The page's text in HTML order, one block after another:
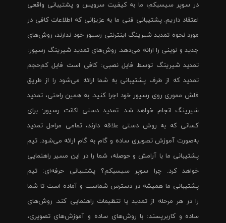
در سوپر سیسیکم، ما به کیفیت سرویس و پشتیبانی واقعی
اعتقاد داریم. پشتیبانی فنی ما به عزیزانی که اطلاعات کافی در
مورد نحوه تمدید شیرینگ اینترنتی رسیور خود ندارند، روش‌های
جدید و نوینی را ارائه می‌دهد. روش‌های تمدید شیرینگ رسیور:
تمدید شیرینگ توسط فایل نصبی: کافی است فایل کم‌حجم
تمدید که از طرف پشتیبانی به شما ارائه می‌شود را از طریق
فلش مموری روی رسیور خود اجرا کنید. به همین راحتی، تمدید
شیرینگ انجام خواهد شد. تمدید دستی اکانت رسیور: برای
کسانی که به روش دستی علاقه دارند، تمامی مراحل تمدید
به‌صورت آموزش تصویری ساده و گام به گام ارائه می‌شود. تیم
پشتیبانی ما با آرامش و حوصله، شما را در این مسیر راهنمایی
خواهد کرد. چرا سوپر سیسیکم؟ پشتیبانی حرفه‌ای: تیم
پشتیبانی ما همیشه در دسترس شماست و آماده است تا شما
را در هر مرحله از تمدید یا تنظیمات راهنمایی کند. روش‌های
ساده و کاربرپسند: با روش‌های ساده و آموزش‌های تصویری،